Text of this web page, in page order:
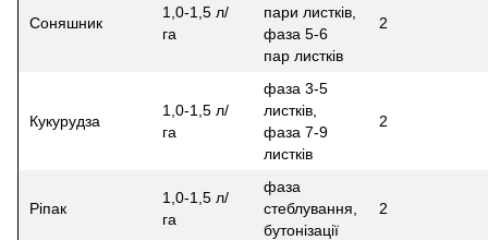
Соняшник
1,0-1,5 л/
га
пари листків,
фаза 5-6
пар листків
2
Кукурудза
1,0-1,5 л/
га
фаза 3-5
листків,
фаза 7-9
листків
2
Ріпак
1,0-1,5 л/
га
фаза
стеблування,
бутонізації
2